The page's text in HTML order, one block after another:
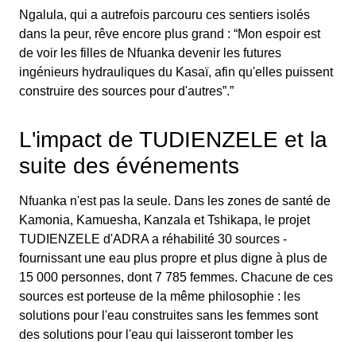
Ngalula, qui a autrefois parcouru ces sentiers isolés
dans la peur, rêve encore plus grand : “Mon espoir est
de voir les filles de Nfuanka devenir les futures
ingénieurs hydrauliques du Kasaï, afin qu'elles puissent
construire des sources pour d'autres”.”
L'impact de TUDIENZELE et la
suite des événements
Nfuanka n'est pas la seule. Dans les zones de santé de
Kamonia, Kamuesha, Kanzala et Tshikapa, le projet
TUDIENZELE d'ADRA a réhabilité 30 sources -
fournissant une eau plus propre et plus digne à plus de
15 000 personnes, dont 7 785 femmes. Chacune de ces
sources est porteuse de la même philosophie : les
solutions pour l'eau construites sans les femmes sont
des solutions pour l'eau qui laisseront tomber les